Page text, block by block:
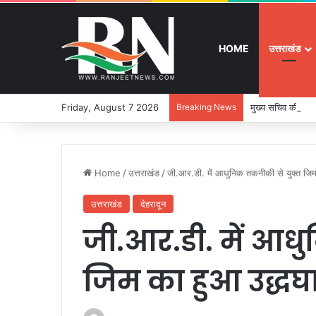
HOME उत्तराखंड
Friday, August 7 2026 Breaking News मुख्य सचिव की
Home /उत्तराखंड /जी.आर.डी. में आधुनिक तकनीकी से युक्त
उत्तराखंड देहरादून
जी.आर.डी. में
जिम का हुआ